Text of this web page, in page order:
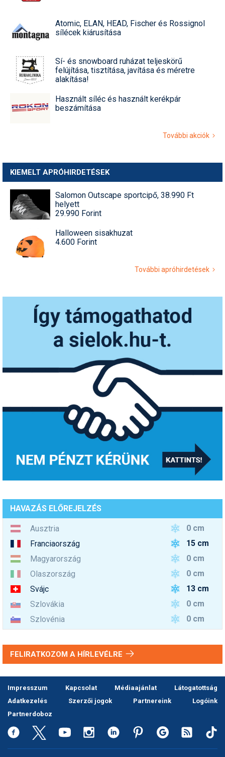
Atomic, ELAN, HEAD, Fischer és Rossignol
sílécek kiárusítása
Sí- és snowboard ruházat teljeskörű
felújítása, tisztítása, javítása és méretre
alakítása!
Használt síléc és használt kerékpár
beszámítása
További akciók
KIEMELT APRÓHIRDETÉSEK
Salomon Outscape sportcipő, 38.990 Ft
helyett
29.990 Forint
Halloween sisakhuzat
4.600 Forint
További apróhirdetések
HAVAZÁS ELŐREJELZÉS
Ausztria
0 cm
Franciaország
15 cm
Magyarország
0 cm
Olaszország
0 cm
Svájc
13 cm
Szlovákia
0 cm
Szlovénia
0 cm
FELIRATKOZOM A HÍRLEVÉLRE
Impresszum Kapcsolat Médiaajánlat
Látogatottság
Adatkezelés
Szerzői jogok Partnereink
Logóink
Partnerdoboz